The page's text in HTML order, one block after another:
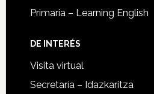
Primaria – Learning English
DE INTERÉS
Visita virtual
Secretaría – Idazkaritza